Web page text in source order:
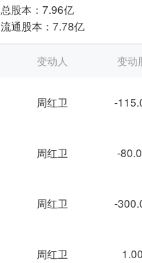
总股本： 7.96亿
流通股本： 7.78亿
变动人 变动
周红卫 -
周红卫 -
周红卫 -
周红卫